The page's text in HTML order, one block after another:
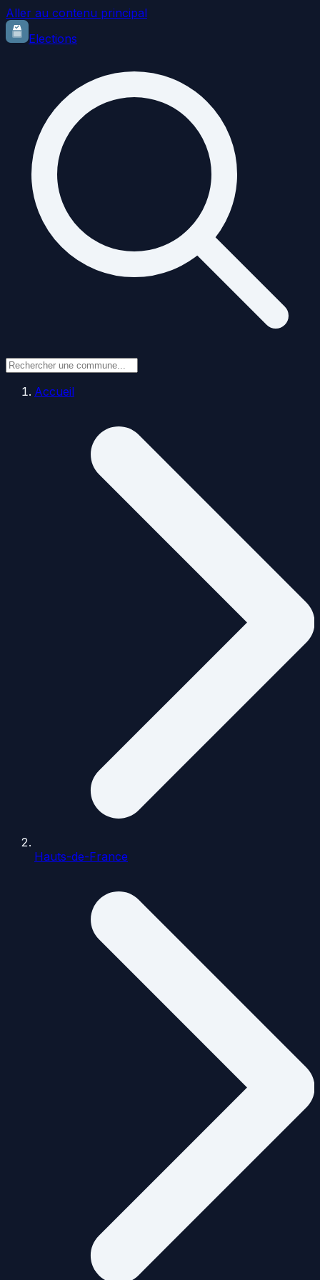
Aller au contenu principal
Elections
Accueil
Hauts-de-France